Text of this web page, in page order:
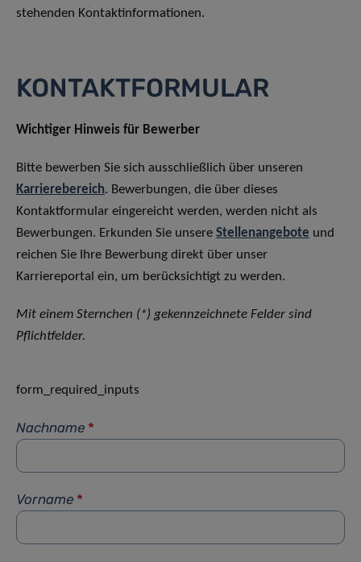
stehenden Kontaktinformationen.
KONTAKTFORMULAR
Wichtiger Hinweis für Bewerber
Bitte bewerben Sie sich ausschließlich über unseren
Karrierebereich. Bewerbungen, die über dieses
Kontaktformular eingereicht werden, werden nicht als
Bewerbungen. Erkunden Sie unsere Stellenangebote und
reichen Sie Ihre Bewerbung direkt über unser
Karriereportal ein, um berücksichtigt zu werden.
Mit einem Sternchen (*) gekennzeichnete Felder sind
Pflichtfelder.
form_required_inputs
Nachname *
Vorname *